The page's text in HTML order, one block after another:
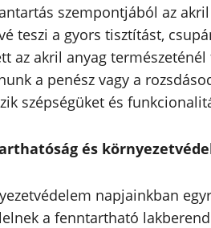
szempontjából az
teszi a gyors tisztítást,
az akril anyag
a penész vagy a
szépségüket és
és
napjainkban
a fenntartható